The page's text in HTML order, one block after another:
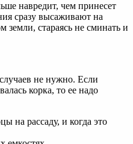
навредит, чем принесет
сразу высаживают на
земли, стараясь не сминать и
не нужно. Если
корка, то ее надо